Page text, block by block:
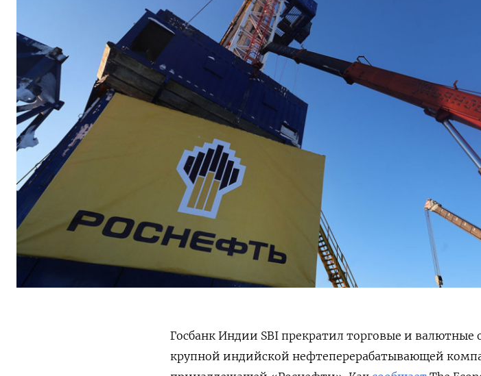
Госбанк Индии SBI прекратил торговые и валютные
крупной индийской нефтеперерабатывающей